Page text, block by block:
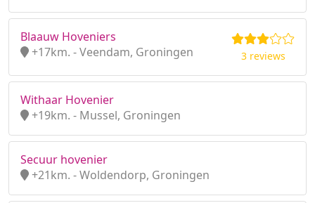
Blaauw Hoveniers
+17km. - Veendam, Groningen
3 reviews
Withaar Hovenier
+19km. - Mussel, Groningen
Secuur hovenier
+21km. - Woldendorp, Groningen